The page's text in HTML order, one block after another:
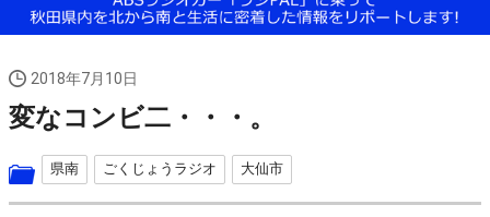
2018年7月10日
変なコンビ二・・・。
県南 ごくじょうラジオ 大仙市